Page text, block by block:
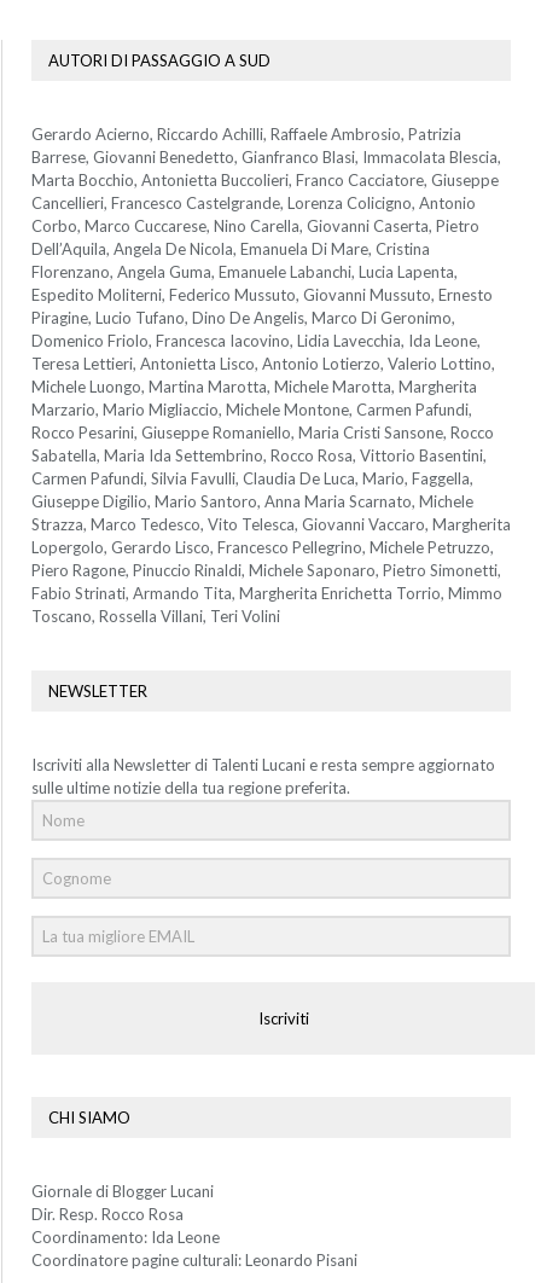
AUTORI DI PASSAGGIO A SUD
Gerardo Acierno, Riccardo Achilli, Raffaele Ambrosio, Patrizia
Barrese, Giovanni Benedetto, Gianfranco Blasi, Immacolata Blescia,
Marta Bocchio, Antonietta Buccolieri, Franco Cacciatore, Giuseppe
Cancellieri, Francesco Castelgrande, Lorenza Colicigno, Antonio
Corbo, Marco Cuccarese, Nino Carella, Giovanni Caserta, Pietro
Dell’Aquila, Angela De Nicola, Emanuela Di Mare, Cristina
Florenzano, Angela Guma, Emanuele Labanchi, Lucia Lapenta,
Espedito Moliterni, Federico Mussuto, Giovanni Mussuto, Ernesto
Piragine, Lucio Tufano, Dino De Angelis, Marco Di Geronimo,
Domenico Friolo, Francesca Iacovino, Lidia Lavecchia, Ida Leone,
Teresa Lettieri, Antonietta Lisco, Antonio Lotierzo, Valerio Lottino,
Michele Luongo, Martina Marotta, Michele Marotta, Margherita
Marzario, Mario Migliaccio, Michele Montone, Carmen Pafundi,
Rocco Pesarini, Giuseppe Romaniello, Maria Cristi Sansone, Rocco
Sabatella, Maria Ida Settembrino, Rocco Rosa, Vittorio Basentini,
Carmen Pafundi, Silvia Favulli, Claudia De Luca, Mario, Faggella,
Giuseppe Digilio, Mario Santoro, Anna Maria Scarnato, Michele
Strazza, Marco Tedesco, Vito Telesca, Giovanni Vaccaro, Margherita
Lopergolo, Gerardo Lisco, Francesco Pellegrino, Michele Petruzzo,
Piero Ragone, Pinuccio Rinaldi, Michele Saponaro, Pietro Simonetti,
Fabio Strinati, Armando Tita, Margherita Enrichetta Torrio, Mimmo
Toscano, Rossella Villani, Teri Volini
NEWSLETTER
Iscriviti alla Newsletter di Talenti Lucani e resta sempre aggiornato
sulle ultime notizie della tua regione preferita.
Iscriviti
CHI SIAMO
Giornale di Blogger Lucani
Dir. Resp. Rocco Rosa
Coordinamento: Ida Leone
Coordinatore pagine culturali: Leonardo Pisani